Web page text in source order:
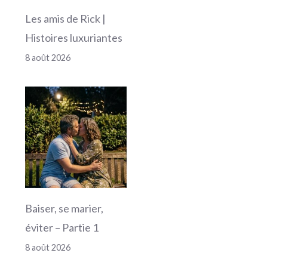
Les amis de Rick |
Histoires luxuriantes
8 août 2026
Baiser, se marier,
éviter – Partie 1
8 août 2026